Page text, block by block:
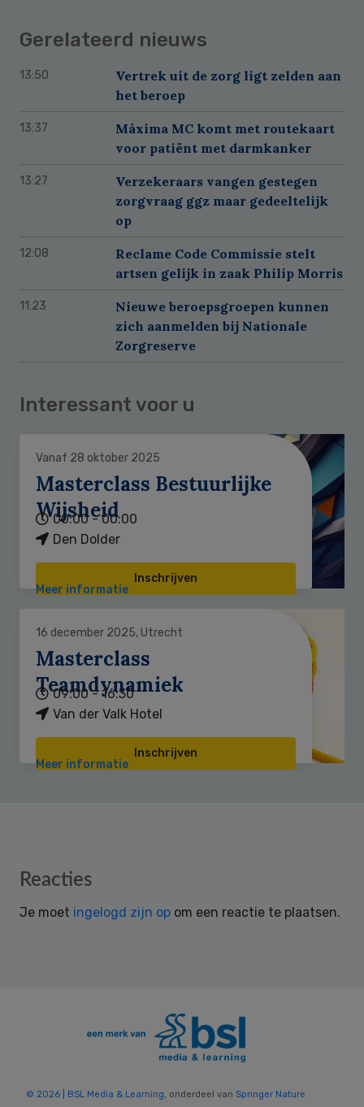
Gerelateerd nieuws
13:50
Vertrek uit de zorg ligt zelden aan
het beroep
13:37
Máxima MC komt met routekaart
voor patiënt met darmkanker
13:27
Verzekeraars vangen gestegen
zorgvraag ggz maar gedeeltelijk
op
12:08
Reclame Code Commissie stelt
artsen gelijk in zaak Philip Morris
11:23
Nieuwe beroepsgroepen kunnen
zich aanmelden bij Nationale
Zorgreserve
Interessant voor u
Vanaf 28 oktober 2025
Masterclass Bestuurlijke
Wijsheid
00:00 - 00:00
Den Dolder
Inschrijven
Meer informatie
16 december 2025, Utrecht
Masterclass
Teamdynamiek
09:00 - 16:30
Van der Valk Hotel
Inschrijven
Meer informatie
Reader
Reacties
Je moet ingelogd zijn op om een reactie te plaatsen.
© 2026 | BSL Media & Learning, onderdeel van Springer Nature